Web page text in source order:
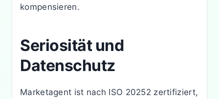
kompensieren.
Seriosität und
Datenschutz
Marketagent ist nach ISO 20252 zertifiziert,